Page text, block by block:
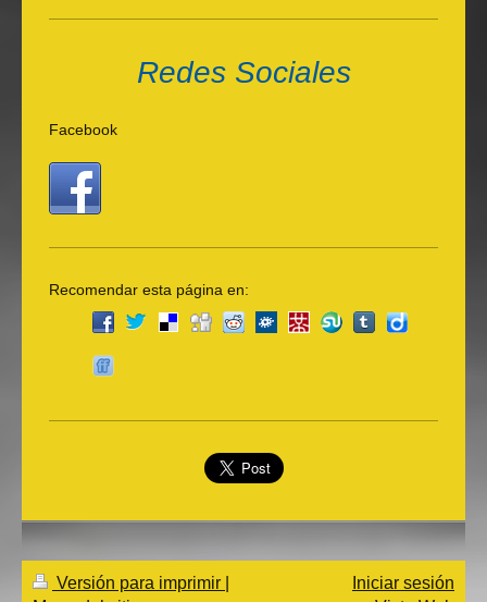
Redes Sociales
Facebook
Recomendar esta página en:
Versión para imprimir
Iniciar sesión